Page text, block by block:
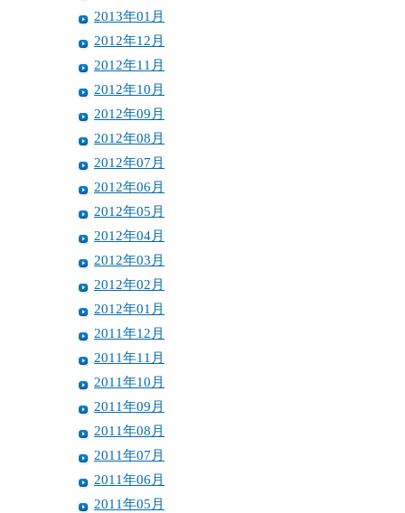
2013年01月
2012年12月
2012年11月
2012年10月
2012年09月
2012年08月
2012年07月
2012年06月
2012年05月
2012年04月
2012年03月
2012年02月
2012年01月
2011年12月
2011年11月
2011年10月
2011年09月
2011年08月
2011年07月
2011年06月
2011年05月